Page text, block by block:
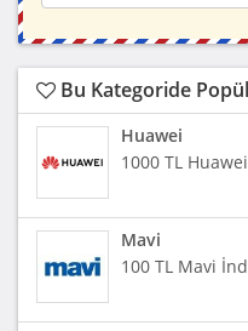
Bu Kategoride
Huawei
1000 TL
Mavi
100 TL Mavi